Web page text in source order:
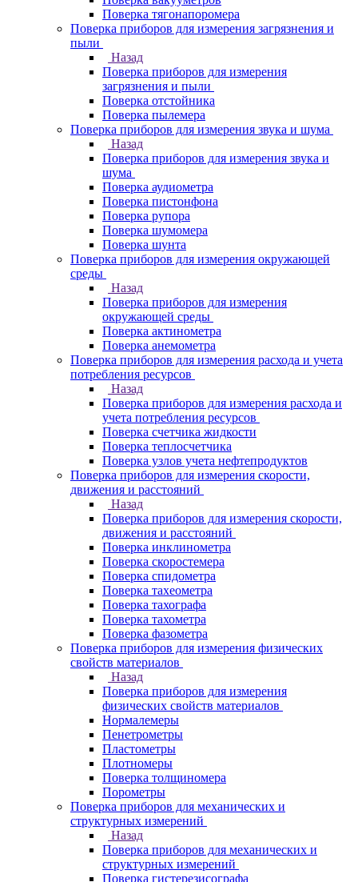
Поверка тягонапоромера
Поверка приборов для измерения загрязнения и
пыли
Назад
Поверка приборов для измерения
загрязнения и пыли
Поверка отстойника
Поверка пылемера
Поверка приборов для измерения звука и шума
Назад
Поверка приборов для измерения звука и
шума
Поверка аудиометра
Поверка пистонфона
Поверка рупора
Поверка шумомера
Поверка шунта
Поверка приборов для измерения окружающей
среды
Назад
Поверка приборов для измерения
окружающей среды
Поверка актинометра
Поверка анемометра
Поверка приборов для измерения расхода и учета
потребления ресурсов
Назад
Поверка приборов для измерения расхода и
учета потребления ресурсов
Поверка счетчика жидкости
Поверка теплосчетчика
Поверка узлов учета нефтепродуктов
Поверка приборов для измерения скорости,
движения и расстояний
Назад
Поверка приборов для измерения скорости,
движения и расстояний
Поверка инклинометра
Поверка скоростемера
Поверка спидометра
Поверка тахеометра
Поверка тахографа
Поверка тахометра
Поверка фазометра
Поверка приборов для измерения физических
свойств материалов
Назад
Поверка приборов для измерения
физических свойств материалов
Нормалемеры
Пенетрометры
Пластометры
Плотномеры
Поверка толщиномера
Порометры
Поверка приборов для механических и
структурных измерений
Назад
Поверка приборов для механических и
структурных измерений
Поверка гистерезисографа